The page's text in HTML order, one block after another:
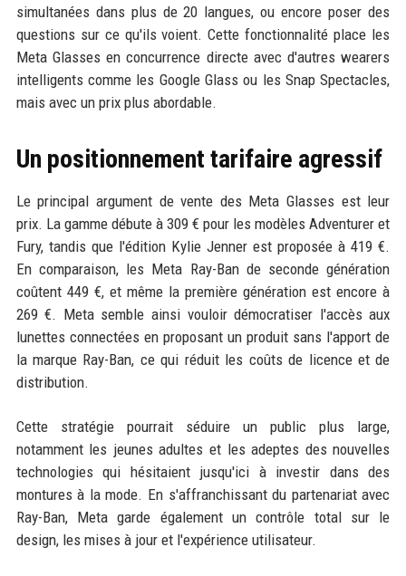
simultanées dans plus de 20 langues, ou encore poser des
questions sur ce qu'ils voient. Cette fonctionnalité place les
Meta Glasses en concurrence directe avec d'autres wearers
intelligents comme les Google Glass ou les Snap Spectacles,
mais avec un prix plus abordable.
Un positionnement tarifaire agressif
Le principal argument de vente des Meta Glasses est leur
prix. La gamme débute à 309 € pour les modèles Adventurer et
Fury, tandis que l'édition Kylie Jenner est proposée à 419 €.
En comparaison, les Meta Ray-Ban de seconde génération
coûtent 449 €, et même la première génération est encore à
269 €. Meta semble ainsi vouloir démocratiser l'accès aux
lunettes connectées en proposant un produit sans l'apport de
la marque Ray-Ban, ce qui réduit les coûts de licence et de
distribution.
Cette stratégie pourrait séduire un public plus large,
notamment les jeunes adultes et les adeptes des nouvelles
technologies qui hésitaient jusqu'ici à investir dans des
montures à la mode. En s'affranchissant du partenariat avec
Ray-Ban, Meta garde également un contrôle total sur le
design, les mises à jour et l'expérience utilisateur.